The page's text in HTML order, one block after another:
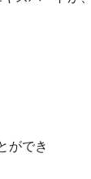
ができ